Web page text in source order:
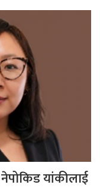
यांकीलाई